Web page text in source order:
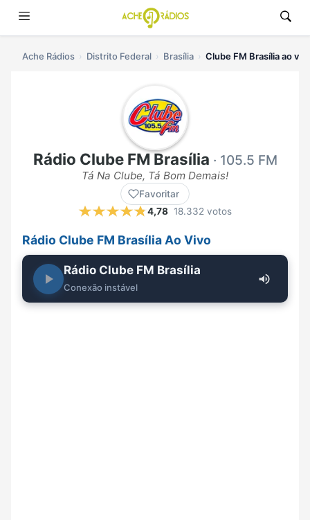
Ache Rádios Distrito Federal Brasília Clube FM Brasília ao
Rádio Clube FM Brasília · 105.5 FM
Tá Na Clube, Tá Bom Demais!
Favoritar
4,78 18.332 votos
Rádio Clube FM Brasília Ao Vivo
Rádio Clube FM Brasília
Conexão instável